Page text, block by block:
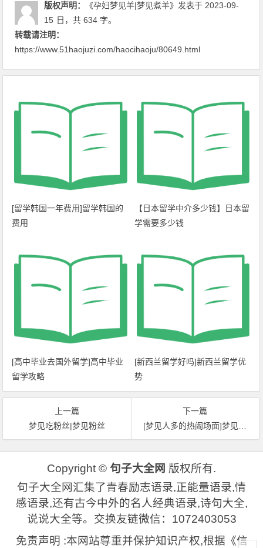
版权声明： 《孕妇梦见羊|梦见煮羊》 发表于 2023-09-
15 日 ，共 634 字。
转载请注明：
https://www.51haojuzi.com/haocihaoju/80649.html
[留学韩国一年费用]留学韩国的
费用
【日本留学中介多少钱】日本留
学需要多少钱
[高中毕业去国外留学]高中毕业
留学攻略
[新西兰留学好吗]新西兰留学优
势
上一篇
梦见吃粉丝|梦见粉丝
下一篇
[梦见人多的热闹场面]梦见热闹
Copyright © 句子大全网 版权所有.
句子大全网汇集了青春励志语录,正能量语录,情
感语录,还有古今中外的名人经典语录,诗句大全,
说说大全等。交换友链微信：1072403053
免责声明 :本网站尊重并保护知识产权,根据《信